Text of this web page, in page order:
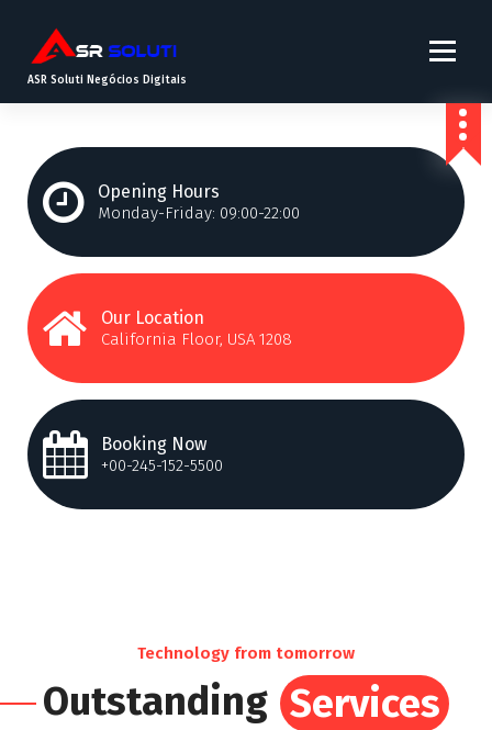
ASR Soluti Negócios Digitais
Opening Hours
Monday-Friday: 09:00-22:00
Our Location
California Floor, USA 1208
Booking Now
+00-245-152-5500
Technology from tomorrow
Outstanding Services